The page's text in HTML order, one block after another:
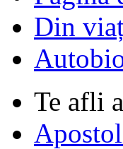
Din
Te afli